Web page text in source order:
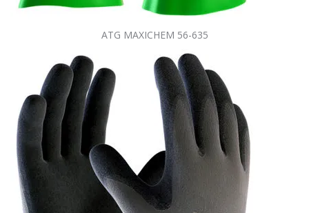
ATG MAXICHEM 56-635